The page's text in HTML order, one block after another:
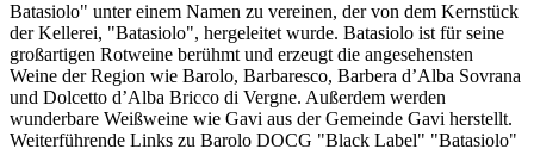
Batasiolo" unter einem Namen zu vereinen, der von dem Kernstück
der Kellerei, "Batasiolo", hergeleitet wurde. Batasiolo ist für seine
großartigen Rotweine berühmt und erzeugt die angesehensten
Weine der Region wie Barolo, Barbaresco, Barbera d’Alba Sovrana
und Dolcetto d’Alba Bricco di Vergne. Außerdem werden
wunderbare Weißweine wie Gavi aus der Gemeinde Gavi herstellt.
Weiterführende Links zu Barolo DOCG "Black Label" "Batasiolo"